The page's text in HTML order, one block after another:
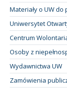
Materiały o UW do
Uniwersytet
Centrum
Osoby z
Wydawnictwa UW
Zamówienia